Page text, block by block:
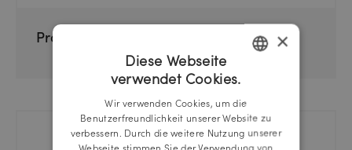
Praxisbuch Web 2.0
GERMAN
×
Diese Webseite
verwendet Cookies.
Wir verwenden Cookies, um die
Benutzerfreundlichkeit unserer Website zu
verbessern. Durch die weitere Nutzung unserer
Webseite stimmen Sie der Verwendung von